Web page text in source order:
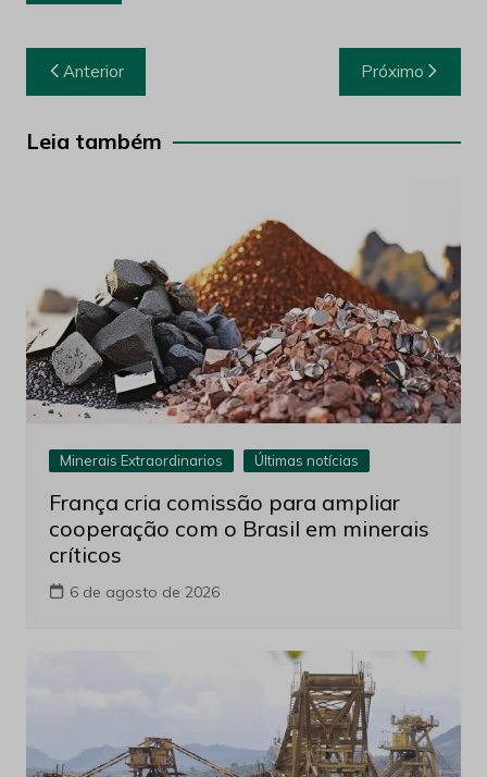
Navegação
de
Post
Anterior Próximo
Leia também
Minerais Extraordinarios Últimas notícias
França cria comissão para ampliar
cooperação com o Brasil em minerais
críticos
6 de agosto de 2026